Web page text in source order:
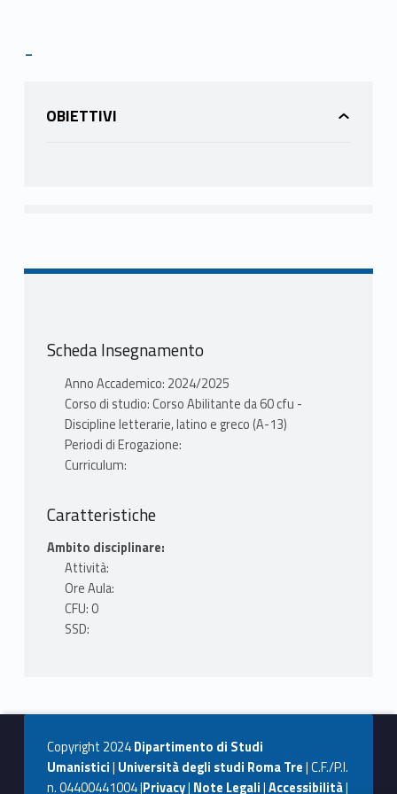
-
OBIETTIVI
Scheda Insegnamento
Anno Accademico: 2024/2025
Corso di studio: Corso Abilitante da 60 cfu -
Discipline letterarie, latino e greco (A-13)
Periodi di Erogazione:
Curriculum:
Caratteristiche
Ambito disciplinare:
Attività:
Ore Aula:
CFU: 0
SSD:
Copyright 2024Dipartimento di Studi
Umanistici| Università degli studi Roma Tre| C.F./P.I.
n. 04400441004 |Privacy| Note Legali|Accessibilità|